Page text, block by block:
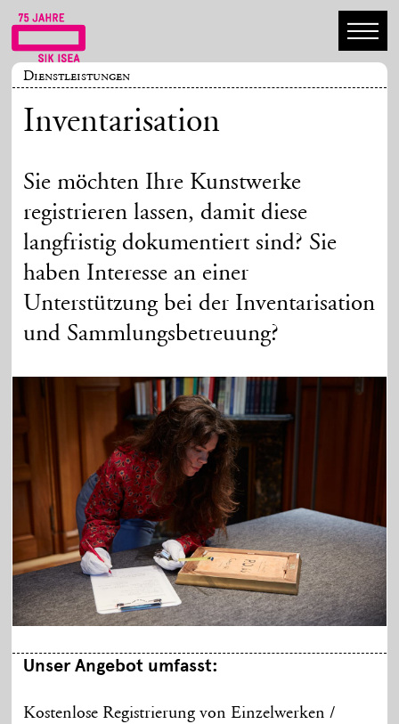
Dienstleistungen
Inventarisation
Sie möchten Ihre Kunstwerke
registrieren lassen, damit diese
langfristig dokumentiert sind? Sie
haben Interesse an einer
Unterstützung bei der Inventarisation
und Sammlungsbetreuung?
Unser Angebot umfasst:
Kostenlose Registrierung von Einzelwerken /